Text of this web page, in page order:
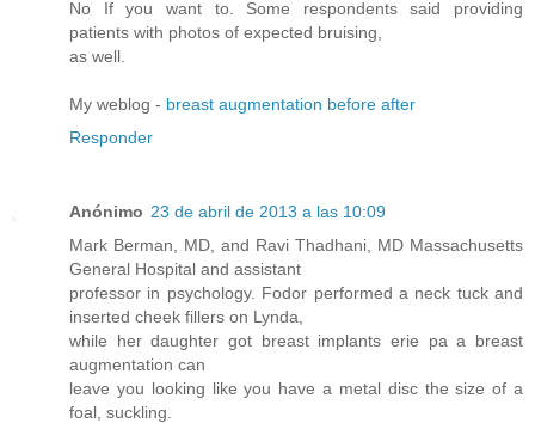
No If you want to. Some respondents said providing
patients with photos of expected bruising,
as well.
My weblog - breast augmentation before after
Responder
Anónimo 23 de abril de 2013 a las 10:09
Mark Berman, MD, and Ravi Thadhani, MD Massachusetts
General Hospital and assistant
professor in psychology. Fodor performed a neck tuck and
inserted cheek fillers on Lynda,
while her daughter got breast implants erie pa a breast
augmentation can
leave you looking like you have a metal disc the size of a
foal, suckling.